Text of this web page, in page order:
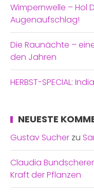
Wimpernwelle – Hol
Augenaufschlag!
Die Raunächte –
den Jahren
HERBST-SPECIAL:
NEUESTE
Gustav Sucher zu
Claudia Bundscherer
Kraft der Pflanzen